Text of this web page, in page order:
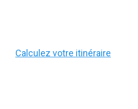
Calculez votre itinéraire